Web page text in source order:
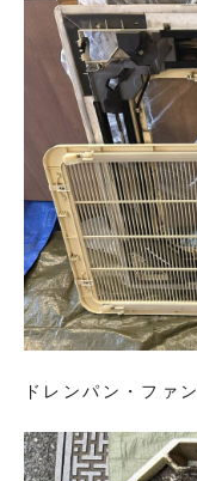
ドレンパン・ファン